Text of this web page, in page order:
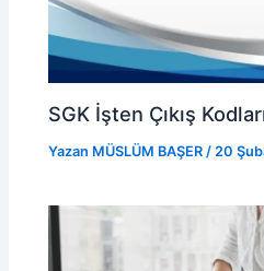
SGK İşten Çıkış
Yazan MÜSLÜM BAŞER / 20